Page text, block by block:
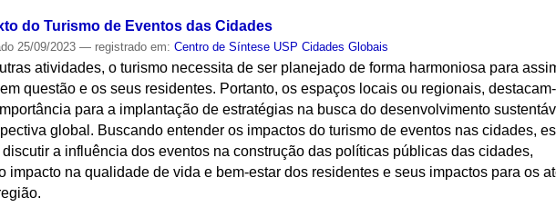
do Turismo de Eventos das Cidades
25/09/2023— registrado em:Centro de Síntese USP Cidades Globais
atividades, o turismo necessita de ser planejado de forma harmoniosa para
questão e os seus residentes. Portanto, os espaços locais ou regionais,
para a implantação de estratégias na busca do desenvolvimento
global. Buscando entender os impactos do turismo de eventos nas cidades,
a influência dos eventos na construção das políticas públicas das cidades,
impacto na qualidade de vida e bem-estar dos residentes e seus impactos para os